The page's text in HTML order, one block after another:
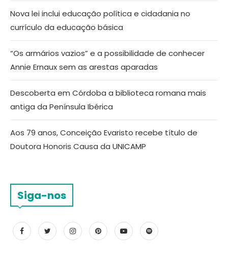
Nova lei inclui educação política e cidadania no
currículo da educação básica
“Os armários vazios” e a possibilidade de conhecer
Annie Ernaux sem as arestas aparadas
Descoberta em Córdoba a biblioteca romana mais
antiga da Península Ibérica
Aos 79 anos, Conceição Evaristo recebe título de
Doutora Honoris Causa da UNICAMP
Siga-nos